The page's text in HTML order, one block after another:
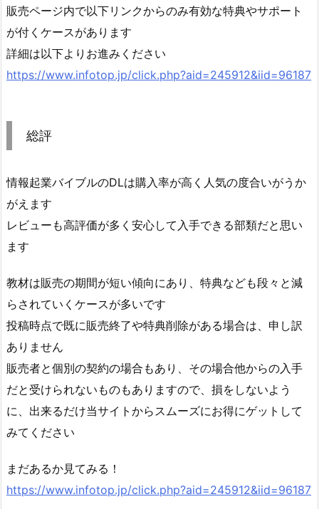
販売ページ内で以下リンクからのみ有効な特典やサポート
が付くケースがあります
詳細は以下よりお進みください
https://www.infotop.jp/click.php?aid=245912&iid=96187
総評
情報起業バイブルのDLは購入率が高く人気の度合いがうか
がえます
レビューも高評価が多く安心して入手できる部類だと思い
ます
教材は販売の期間が短い傾向にあり、特典なども段々と減
らされていくケースが多いです
投稿時点で既に販売終了や特典削除がある場合は、申し訳
ありません
販売者と個別の契約の場合もあり、その場合他からの入手
だと受けられないものもありますので、損をしないよう
に、出来るだけ当サイトからスムーズにお得にゲットして
みてください
まだあるか見てみる！
https://www.infotop.jp/click.php?aid=245912&iid=96187